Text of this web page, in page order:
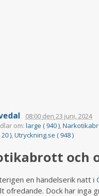
08:00 den 23 juni, 2024
om:large ( 940 ),
),Utryckning.se ( 948 )
och
en händelserik natt i
ofredande. Dock har inga